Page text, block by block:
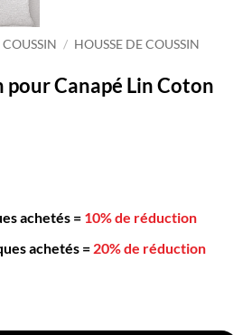
COUSSIN / HOUSSE DE COUSSIN
pour Canapé Lin Coton
achetés = 10% de réduction
achetés = 20% de réduction
pour Canapé Lin Coton 50x50cm Gris